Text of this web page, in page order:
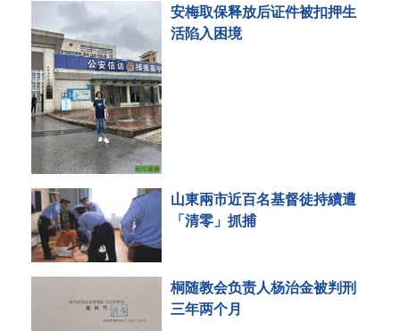
安梅取保释放后证件被扣押生
活陷入困境
山東兩市近百名基督徒持續遭
「清零」抓捕
桐随教会负责人杨治金被判刑
三年两个月